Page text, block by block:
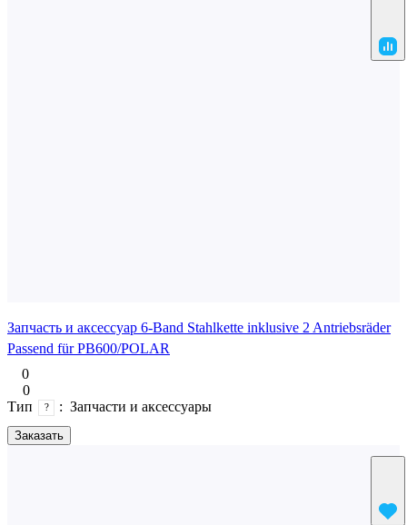
Запчасть и аксессуар 6-Band Stahlkette inklusive 2 Antriebsräder
Passend für PB600/POLAR
0
0
Заказать
Тип ? : Запчасти и аксессуары